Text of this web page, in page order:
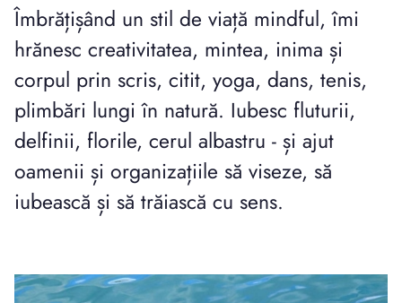
Îmbrățișând un stil de viață mindful, îmi
hrănesc creativitatea, mintea, inima și
corpul prin scris, citit, yoga, dans, tenis,
plimbări lungi în natură. Iubesc fluturii,
delfinii, florile, cerul albastru - și ajut
oamenii și organizațiile să viseze, să
iubească și să trăiască cu sens.